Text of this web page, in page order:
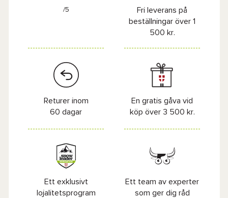
/5
Fri leverans på
beställningar över 1
500 kr.
Returer inom
60 dagar
En gratis gåva vid
köp över 3 500 kr.
Ett exklusivt
lojalitetsprogram
Ett team av experter
som ger dig råd